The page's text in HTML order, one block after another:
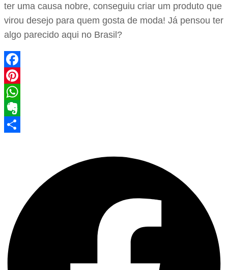
ter uma causa nobre, conseguiu criar um produto que
virou desejo para quem gosta de moda! Já pensou ter
algo parecido aqui no Brasil?
Facebook
Pinterest
WhatsApp
Evernote